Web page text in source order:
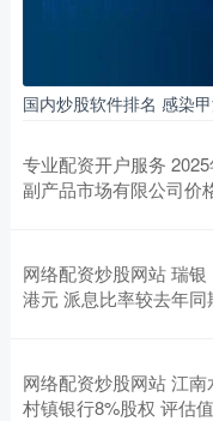
国内炒股软件排名 感染
专业配资开户服务
副产品市场有限公司价
网络配资炒股网站 瑞
港元 派息比率较去年同
网络配资炒股网站 江
村镇银行8%股权 评估